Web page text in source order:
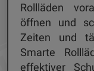
Rollläden
öffnen und
Zeiten und
Smarte
effektiver